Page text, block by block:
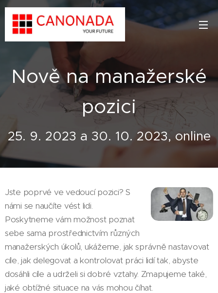
Nově na manažerské
pozici
25. 9. 2023 a 30. 10. 2023, online
Jste poprvé ve vedoucí pozici? S
námi se naučíte vést lidi.
Poskytneme vám možnost poznat
sebe sama prostřednictvím různých
manažerských úkolů, ukážeme, jak správně nastavovat
cíle, jak delegovat a kontrolovat práci lidí tak, abyste
dosáhli cíle a udrželi si dobré vztahy. Zmapujeme také,
jaké obtížné situace na vás mohou číhat.